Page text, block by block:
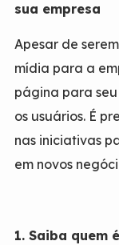
sua empresa
Apesar de
mídia para a
página para
os usuários. É
nas iniciativas
em novos
1. Saiba quem